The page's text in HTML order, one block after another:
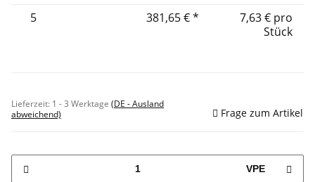
5
381,65 €*
7,63 € pro
Stück
Lieferzeit: 1 - 3 Werktage (DE - Ausland
abweichend)
Frage zum Artikel
VPE